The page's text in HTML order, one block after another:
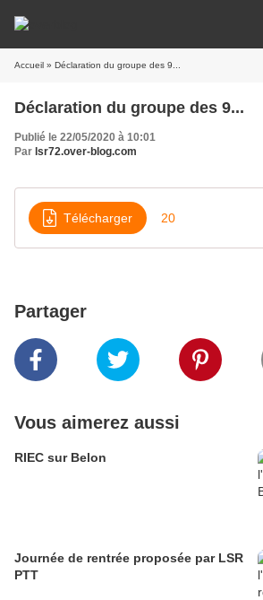
Accueil » Déclaration du groupe des 9...
Déclaration du groupe des 9...
Publié le 22/05/2020 à 10:01
Par lsr72.over-blog.com
Télécharger 20
Partager
Vous aimerez aussi
RIEC sur Belon
Journée de rentrée proposée par LSR
PTT